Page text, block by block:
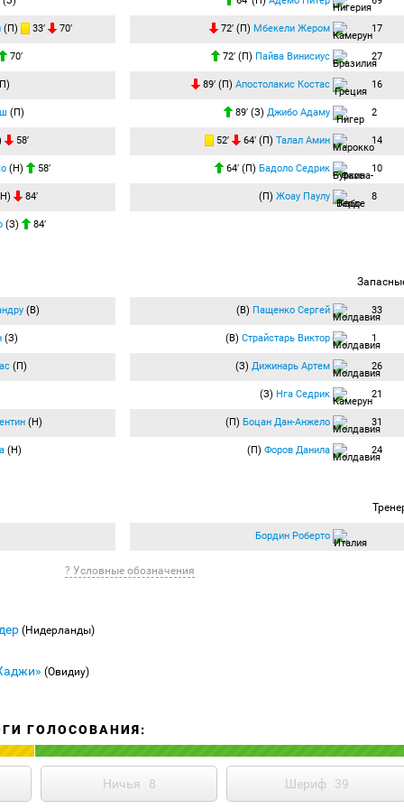
(П) 33′ 70′
70′
(П)
58′
(Н) 58′
84′
(З) 84′
(В)
(З)
(П)
(Н)
(Н)
72′ (П) Мбекели Жером 17
72′ (П) Пайва Винисиус 27
89′ (П) Апостолакис Костас 16
89′ (З) Джибо Адаму 2
52′ 64′ (П) Талал Амин 14
64′ (П) Бадоло Седрик 10
(П) Жоау Паулу 8
(В) Пащенко Сергей 33
(В) Страйстарь Виктор 1
(З) Дижинарь Артем 26
(З) Нга Седрик 21
(П) Боцан Дан-Анжело 31
(П) Форов Данила 24
Бордин Роберто
? Условные обозначения
(Нидерланды)
(Овидиу)
ГОЛОСОВАНИЯ:
Ничья 8 Шериф 39